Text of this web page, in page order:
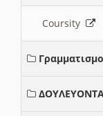
Coursity